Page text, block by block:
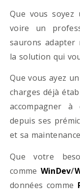
Que vous soyez
voire un
saurons
la solution qui
Que vous ayez
charges déjà
accompagner
depuis ses
et sa
Que votre
comme WinDev/
données comme